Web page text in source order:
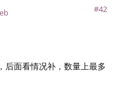
#42
后面看情况补，数量上最多